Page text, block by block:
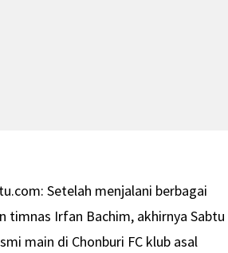
Setelah menjalani berbagai
timnas Irfan Bachim, akhirnya Sabtu
main di Chonburi FC klub asal